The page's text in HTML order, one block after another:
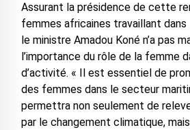
Assurant la présidence de cette
femmes africaines travaillant
le ministre Amadou Koné n’a pas
l’importance du rôle de la femme
d’activité. « Il est essentiel de
des femmes dans le secteur
permettra non seulement de
par le changement climatique,